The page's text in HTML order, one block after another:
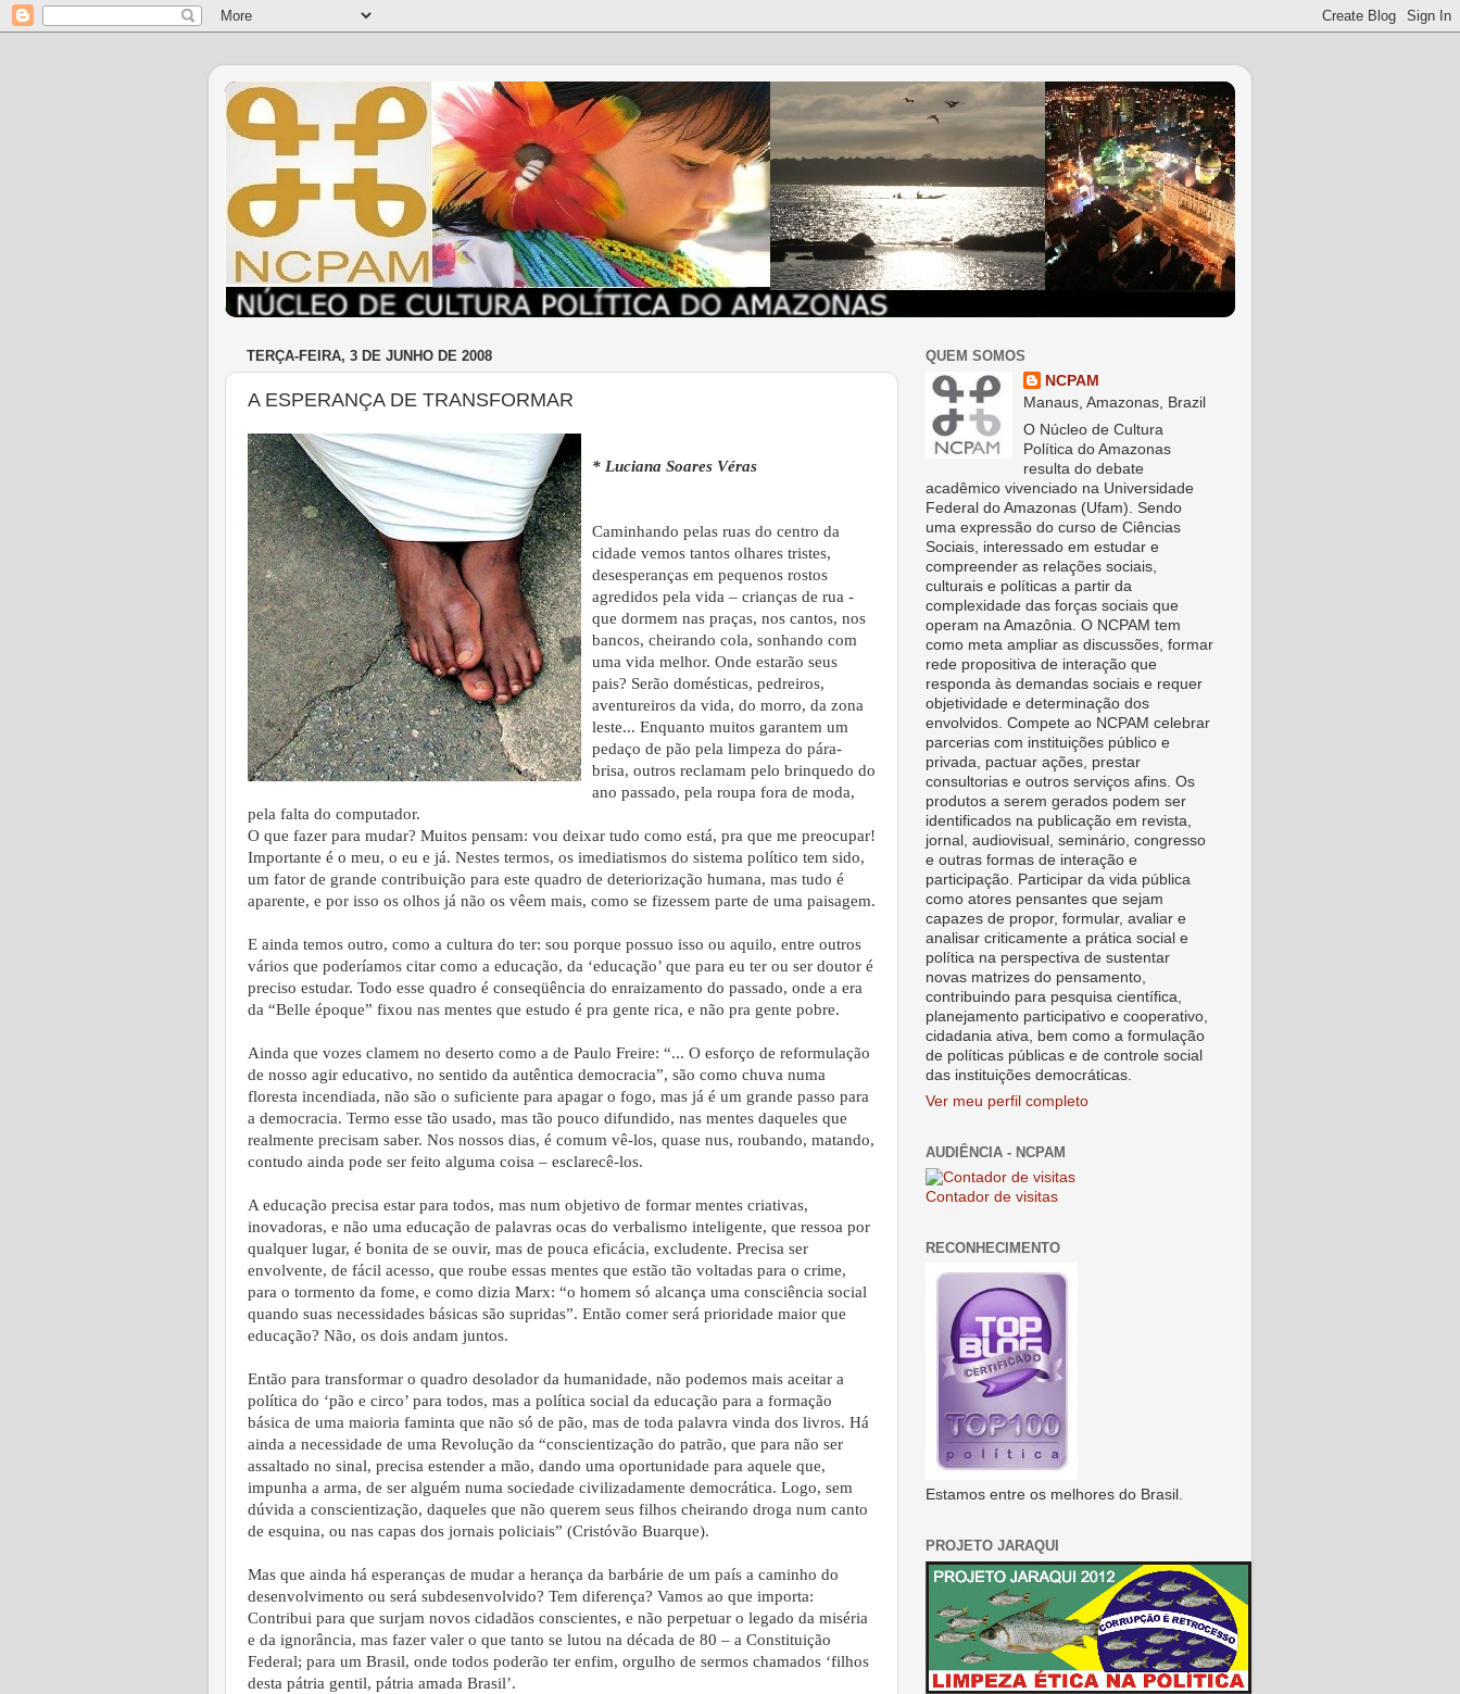
TERÇA-FEIRA, 3 DE JUNHO DE 2008
A ESPERANÇA DE TRANSFORMAR
* Luciana Soares Véras
Caminhando pelas ruas do centro da
cidade vemos tantos olhares tristes,
desesperanças em pequenos rostos
agredidos pela vida – crianças de rua -
que dormem nas praças, nos cantos, nos
bancos, cheirando cola, sonhando com
uma vida melhor. Onde estarão seus
pais? Serão domésticas, pedreiros,
aventureiros da vida, do morro, da zona
leste... Enquanto muitos garantem um
pedaço de pão pela limpeza do pára-
brisa, outros reclamam pelo brinquedo do
ano passado, pela roupa fora de moda,
pela falta do computador.
O que fazer para mudar? Muitos pensam: vou deixar tudo como está, pra que me preocupar!
Importante é o meu, o eu e já. Nestes termos, os imediatismos do sistema político tem sido,
um fator de grande contribuição para este quadro de deteriorização humana, mas tudo é
aparente, e por isso os olhos já não os vêem mais, como se fizessem parte de uma paisagem.
E ainda temos outro, como a cultura do ter: sou porque possuo isso ou aquilo, entre outros
vários que poderíamos citar como a educação, da ‘educação’ que para eu ter ou ser doutor é
preciso estudar. Todo esse quadro é conseqüência do enraizamento do passado, onde a era
da “Belle époque” fixou nas mentes que estudo é pra gente rica, e não pra gente pobre.
Ainda que vozes clamem no deserto como a de Paulo Freire: “... O esforço de reformulação
de nosso agir educativo, no sentido da autêntica democracia”, são como chuva numa
floresta incendiada, não são o suficiente para apagar o fogo, mas já é um grande passo para
a democracia. Termo esse tão usado, mas tão pouco difundido, nas mentes daqueles que
realmente precisam saber. Nos nossos dias, é comum vê-los, quase nus, roubando, matando,
contudo ainda pode ser feito alguma coisa – esclarecê-los.
A educação precisa estar para todos, mas num objetivo de formar mentes criativas,
inovadoras, e não uma educação de palavras ocas do verbalismo inteligente, que ressoa por
qualquer lugar, é bonita de se ouvir, mas de pouca eficácia, excludente. Precisa ser
envolvente, de fácil acesso, que roube essas mentes que estão tão voltadas para o crime,
para o tormento da fome, e como dizia Marx: “o homem só alcança uma consciência social
quando suas necessidades básicas são supridas”. Então comer será prioridade maior que
educação? Não, os dois andam juntos.
Então para transformar o quadro desolador da humanidade, não podemos mais aceitar a
política do ‘pão e circo’ para todos, mas a política social da educação para a formação
básica de uma maioria faminta que não só de pão, mas de toda palavra vinda dos livros. Há
ainda a necessidade de uma Revolução da “conscientização do patrão, que para não ser
assaltado no sinal, precisa estender a mão, dando uma oportunidade para aquele que,
impunha a arma, de ser alguém numa sociedade civilizadamente democrática. Logo, sem
dúvida a conscientização, daqueles que não querem seus filhos cheirando droga num canto
de esquina, ou nas capas dos jornais policiais” (Cristóvão Buarque).
Mas que ainda há esperanças de mudar a herança da barbárie de um país a caminho do
desenvolvimento ou será subdesenvolvido? Tem diferença? Vamos ao que importa:
Contribui para que surjam novos cidadãos conscientes, e não perpetuar o legado da miséria
e da ignorância, mas fazer valer o que tanto se lutou na década de 80 – a Constituição
Federal; para um Brasil, onde todos poderão ter enfim, orgulho de sermos chamados ‘filhos
desta pátria gentil, pátria amada Brasil’.
QUEM SOMOS
NCPAM
Manaus, Amazonas, Brazil
O Núcleo de Cultura
Política do Amazonas
resulta do debate
acadêmico vivenciado na Universidade
Federal do Amazonas (Ufam). Sendo
uma expressão do curso de Ciências
Sociais, interessado em estudar e
compreender as relações sociais,
culturais e políticas a partir da
complexidade das forças sociais que
operam na Amazônia. O NCPAM tem
como meta ampliar as discussões, formar
rede propositiva de interação que
responda às demandas sociais e requer
objetividade e determinação dos
envolvidos. Compete ao NCPAM celebrar
parcerias com instituições público e
privada, pactuar ações, prestar
consultorias e outros serviços afins. Os
produtos a serem gerados podem ser
identificados na publicação em revista,
jornal, audiovisual, seminário, congresso
e outras formas de interação e
participação. Participar da vida pública
como atores pensantes que sejam
capazes de propor, formular, avaliar e
analisar criticamente a prática social e
política na perspectiva de sustentar
novas matrizes do pensamento,
contribuindo para pesquisa científica,
planejamento participativo e cooperativo,
cidadania ativa, bem como a formulação
de políticas públicas e de controle social
das instituições democráticas.
Ver meu perfil completo
AUDIÊNCIA - NCPAM
Contador de visitas
RECONHECIMENTO
Estamos entre os melhores do Brasil.
PROJETO JARAQUI